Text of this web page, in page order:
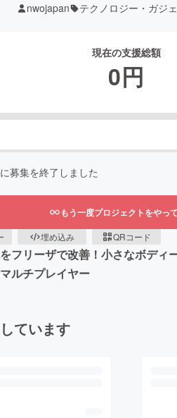
nwojapan テクノロジー・ガジ
現在の支援総額
0円
に募集を終了しました
もう一度プロジェクトをやっ
埋め込み QRコード
フリーザで改善！小さなボデ
ルチプレイヤー
ています